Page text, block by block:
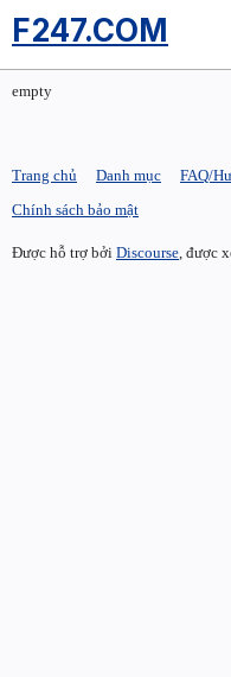
F247.COM
empty
Trang chủ Danh mục FAQ/
Chính sách bảo mật
Được hỗ trợ bởi Discourse , được